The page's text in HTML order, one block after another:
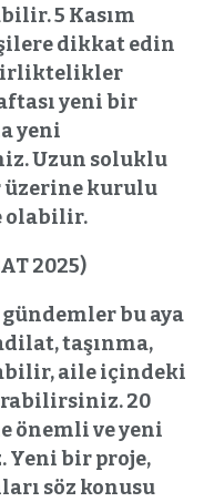
5 Kasım
dikkat edin
yeni bir
yeni
Uzun soluklu
üzerine kurulu
olabilir.
2025)
bu aya
taşınma,
aile içindeki
20
önemli ve yeni
bir proje,
söz konusu